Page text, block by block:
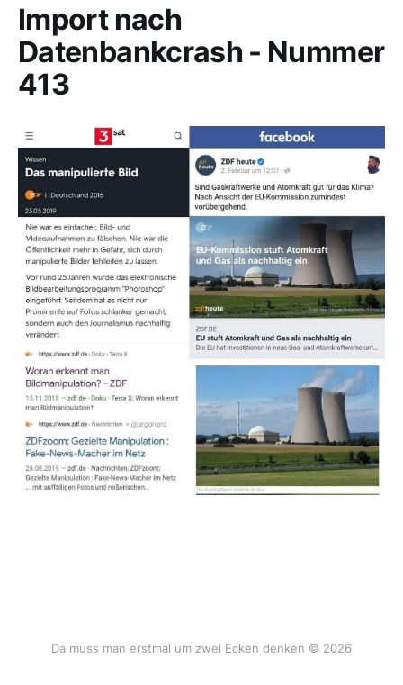
Import nach
Datenbankcrash - Nummer
413
Da muss man erstmal um zwei Ecken denken © 2026